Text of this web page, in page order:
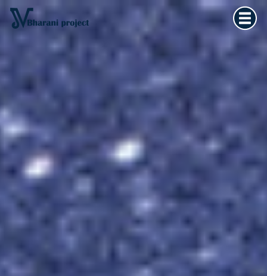
×
Home
Vedska astrologija
Kultura tijela
Filozofija života
O meni
Kontakt